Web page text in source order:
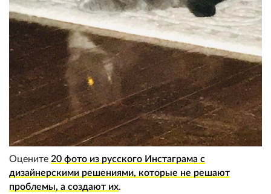
Оцените 20 фото из русского Инстаграма с
дизайнерскими решениями, которые не решают
проблемы, а создают их.